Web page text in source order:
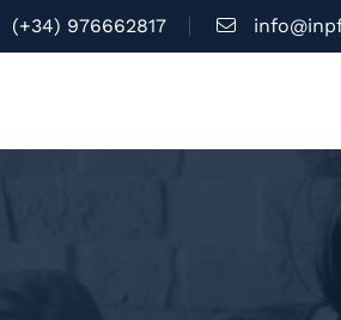
(+34) 976662817